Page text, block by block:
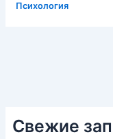
Психология
Свежие